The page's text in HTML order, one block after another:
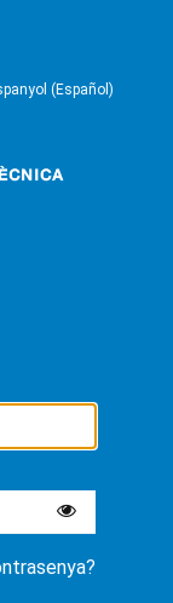
(Español)